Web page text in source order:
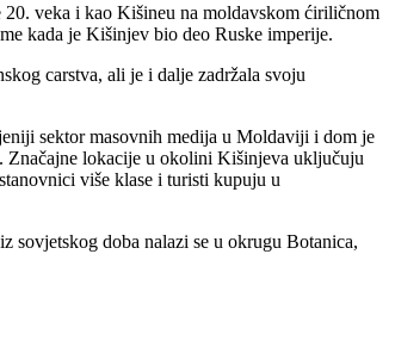
veka i kao Kišineu na moldavskom ćiriličnom
kada je Kišinjev bio deo Ruske imperije.
carstva, ali je i dalje zadržala svoju
sektor masovnih medija u Moldaviji i dom je
Značajne lokacije u okolini Kišinjeva uključuju
više klase i turisti kupuju u
sovjetskog doba nalazi se u okrugu Botanica,